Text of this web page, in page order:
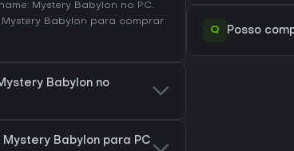
Mystery Babylon no PC.
Babylon para comprar
Babylon no
Babylon para PC
Q Posso